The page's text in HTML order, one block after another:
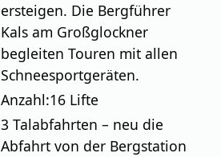
ersteigen. Die Bergführer
Kals am Großglockner
begleiten Touren mit allen
Schneesportgeräten.
Anzahl:16 Lifte
3 Talabfahrten – neu die
Abfahrt von der Bergstation